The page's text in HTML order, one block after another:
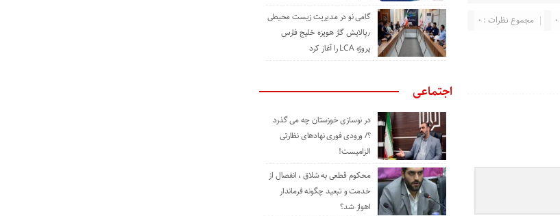
مجموع نظرات : 0
گامی نو در مدیریت زیست ‌محیطی
٫پالایش گاز هویزه خلیج ‌فارس
پروژه LCA را آغاز کرد
اجتماعی
در نوسازی خوزستان چه می گذرد
؟/ ورودی فوری نهادهای نظارتی
الزامیست!
محکوم قطعی به شلاق ، انفصال از
خدمت و تبعید چگونه فرماندار
اهواز شد؟